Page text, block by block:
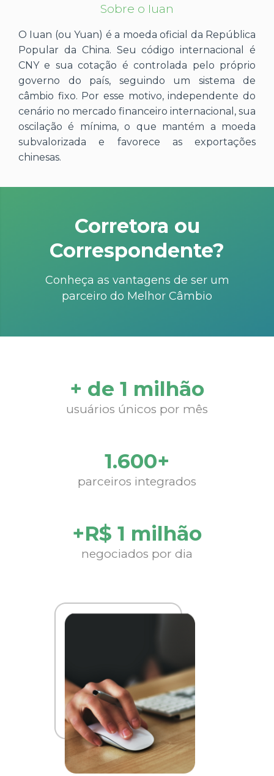
Sobre o Iuan
O Iuan (ou Yuan) é a moeda oficial da República
Popular da China. Seu código internacional é
CNY e sua cotação é controlada pelo próprio
governo do país, seguindo um sistema de
câmbio fixo. Por esse motivo, independente do
cenário no mercado financeiro internacional, sua
oscilação é mínima, o que mantém a moeda
subvalorizada e favorece as exportações
chinesas.
Corretora ou
Correspondente?
Conheça as vantagens de ser um
parceiro do Melhor Câmbio
+ de 1 milhão
usuários únicos por mês
1.600+
parceiros integrados
+R$ 1 milhão
negociados por dia